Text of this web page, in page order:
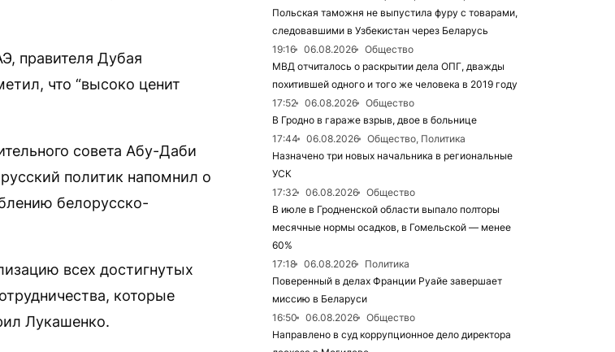
правителя Дубая
что “высоко ценит
совета Абу-Даби
политик напомнил о
белорусско-
всех достигнутых
которые
Лукашенко.
Польская таможня не выпустила фуру с товарами,
следовавшими в Узбекистан через Беларусь
19:16
06.08.2026
Общество
МВД отчиталось о раскрытии дела ОПГ, дважды
похитившей одного и того же человека в 2019 году
17:52
06.08.2026
Общество
В Гродно в гараже взрыв, двое в больнице
17:44
06.08.2026
Общество, Политика
Назначено три новых начальника в региональные
УСК
17:32
06.08.2026
Общество
В июле в Гродненской области выпало полторы
месячные нормы осадков, в Гомельской — менее
60%
17:18
06.08.2026
Политика
Поверенный в делах Франции Руайе завершает
миссию в Беларуси
16:50
06.08.2026
Общество
Направлено в суд коррупционное дело директора